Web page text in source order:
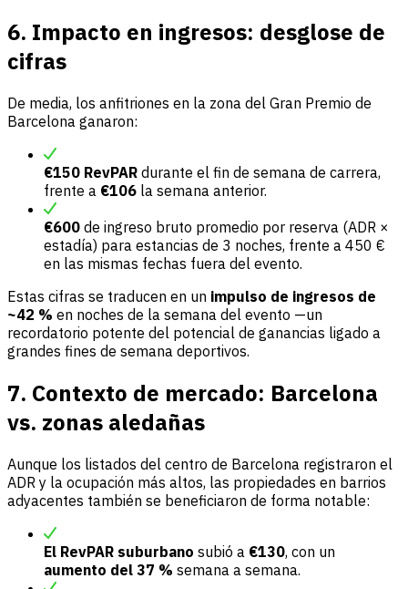
6. Impacto en ingresos: desglose de
cifras
De media, los anfitriones en la zona del Gran Premio de
Barcelona ganaron:
€150 RevPAR durante el fin de semana de carrera,
frente a €106 la semana anterior.
€600 de ingreso bruto promedio por reserva (ADR ×
estadía) para estancias de 3 noches, frente a 450 €
en las mismas fechas fuera del evento.
Estas cifras se traducen en un impulso de ingresos de
~42 % en noches de la semana del evento —un
recordatorio potente del potencial de ganancias ligado a
grandes fines de semana deportivos.
7. Contexto de mercado: Barcelona
vs. zonas aledañas
Aunque los listados del centro de Barcelona registraron el
ADR y la ocupación más altos, las propiedades en barrios
adyacentes también se beneficiaron de forma notable:
El RevPAR suburbano subió a €130, con un
aumento del 37 % semana a semana.